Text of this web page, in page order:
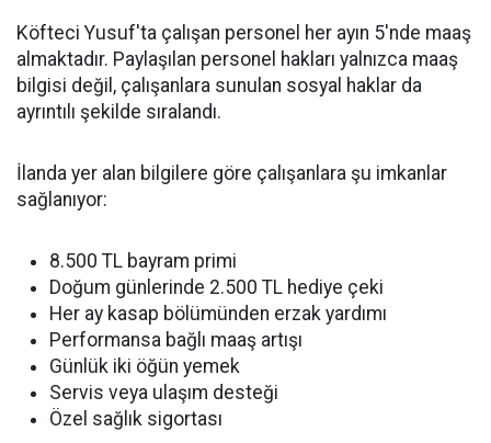
Köfteci Yusuf'ta çalışan personel her ayın 5'nde maaş
almaktadır. Paylaşılan personel hakları yalnızca maaş
bilgisi değil, çalışanlara sunulan sosyal haklar da
ayrıntılı şekilde sıralandı.
İlanda yer alan bilgilere göre çalışanlara şu imkanlar
sağlanıyor:
8.500 TL bayram primi
Doğum günlerinde 2.500 TL hediye çeki
Her ay kasap bölümünden erzak yardımı
Performansa bağlı maaş artışı
Günlük iki öğün yemek
Servis veya ulaşım desteği
Özel sağlık sigortası